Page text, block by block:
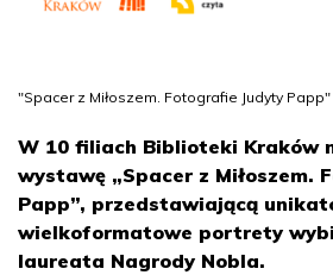
"Spacer z Miłoszem. Fotografie Judyty Papp"
W 10 filiach Biblioteki Kraków
wystawę „Spacer z Miłoszem.
Papp”, przedstawiającą
wielkoformatowe portrety
laureata Nagrody Nobla.